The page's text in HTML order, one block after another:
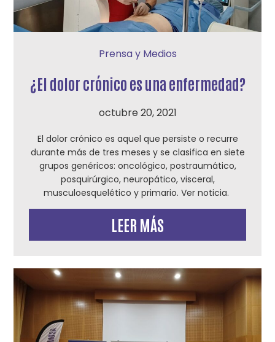
Prensa y Medios
¿El dolor crónico es una enfermedad?
octubre 20, 2021
El dolor crónico es aquel que persiste o recurre
durante más de tres meses y se clasifica en siete
grupos genéricos: oncológico, postraumático,
posquirúrgico, neuropático, visceral,
musculoesquelético y primario. Ver noticia.
LEER MÁS